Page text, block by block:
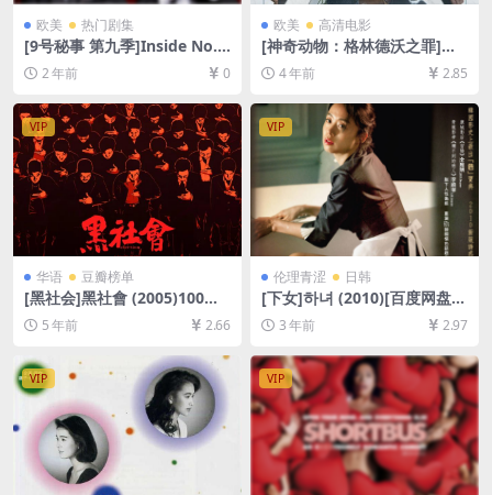
欧美 热门剧集
[9号秘事 第九季]Inside No. 9
Season 9 (2024)[百度网盘
+夸克网盘1080P超清未删减
资源][网盘在线播放/下载][MP
4/4.6GB][中文字幕]
2 年前 0
欧美 高清电影
[神奇动物：格林德沃之罪]加
长版 Fantastic Beasts: The
Crimes of Grindelwald (201
8)[百度网盘+迅雷云盘资源10
80P超清未删减][MP4/9.1GB]
[中英字幕]
4 年前 2.85
VIP
华语 豆瓣榜单
[黑社会]黑社會 (2005)100mi
n[百度网盘+迅雷云盘资源108
0P超清未删减][MP4/6.5GB]
5 年前 2.66
VIP
伦理青涩 日韩
[下女]하녀 (2010)[百度网盘
+迅雷云盘资源1080P超清未
删减][MP4/6GB][韩语中字]
3 年前 2.97
VIP VIP